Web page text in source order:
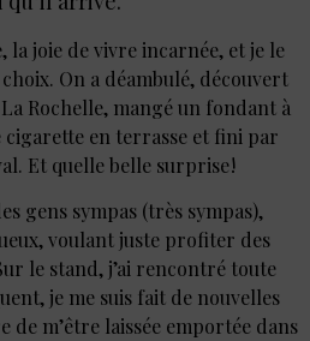
la joie de vivre incarnée, et je le
choix. On a déambulé, découvert
Rochelle, mangé un fondant à
cigarette en terrasse et fini par
Et quelle belle surprise !
gens sympas (très sympas),
voulant juste profiter des
le stand, j’ai rencontré toute
je me suis fait de nouvelles
de m’être laissée emportée dans